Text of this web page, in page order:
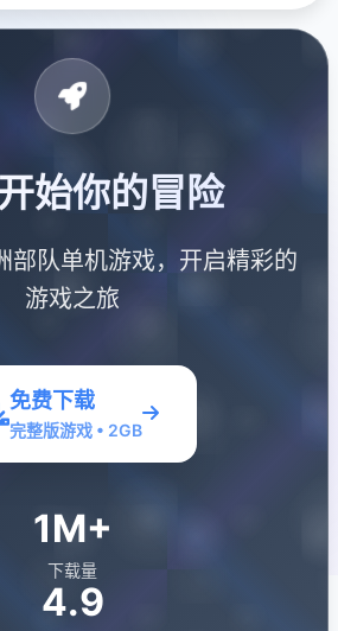
始你的冒险
部队单机游戏，开启精彩的
游戏之旅
免费下载
完整版游戏 • 2GB
1M+
下载量
4.9